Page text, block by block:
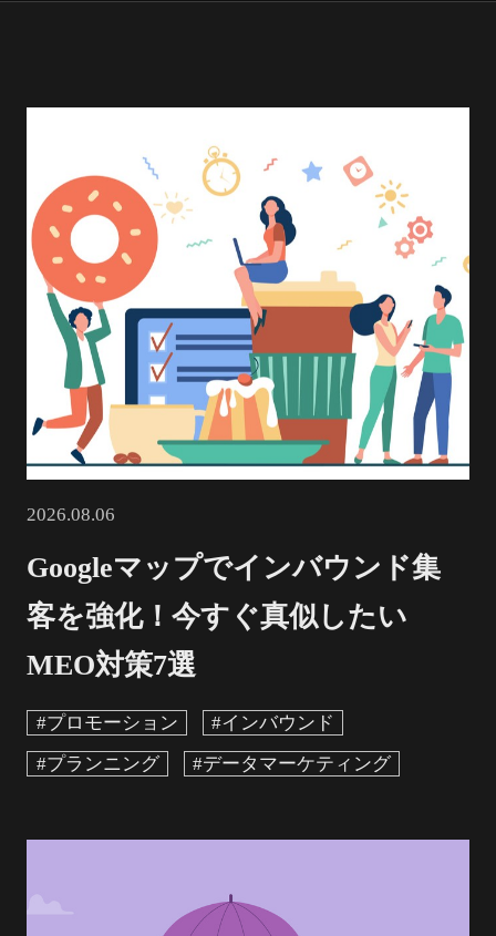
2026.08.06
Googleマップでインバウンド集
客を強化！今すぐ真似したい
MEO対策7選
#プロモーション
#インバウンド
#プランニング
#データマーケティング